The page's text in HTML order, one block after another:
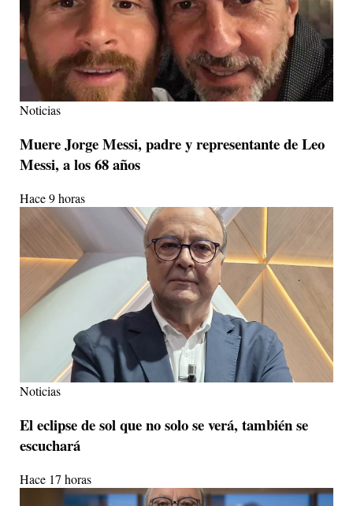
Noticias
Muere Jorge Messi, padre y representante de Leo
Messi, a los 68 años
Hace 9 horas
Noticias
El eclipse de sol que no solo se verá, también se
escuchará
Hace 17 horas